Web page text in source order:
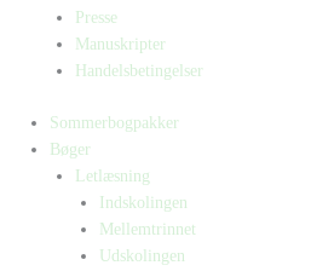
Presse
Manuskripter
Handelsbetingelser
Sommerbogpakker
Bøger
Letlæsning
Indskolingen
Mellemtrinnet
Udskolingen